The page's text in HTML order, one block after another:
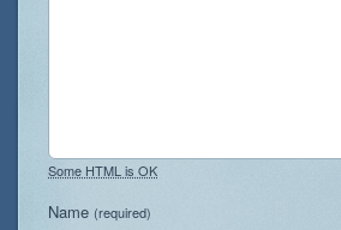
Some HTML is OK
Name (required)